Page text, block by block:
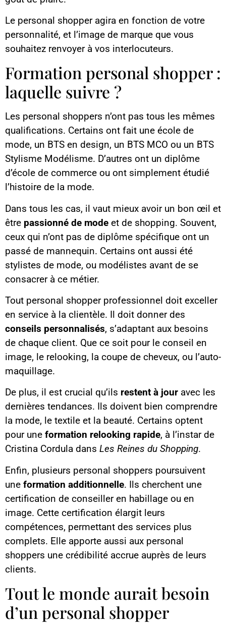
Le personal shopper agira en fonction de votre
personnalité, et l’image de marque que vous
souhaitez renvoyer à vos interlocuteurs.
Formation personal shopper :
laquelle suivre ?
Les personal shoppers n’ont pas tous les mêmes
qualifications. Certains ont fait une école de
mode, un BTS en design, un BTS MCO ou un BTS
Stylisme Modélisme. D’autres ont un diplôme
d’école de commerce ou ont simplement étudié
l’histoire de la mode.
Dans tous les cas, il vaut mieux avoir un bon œil et
être passionné de mode et de shopping. Souvent,
ceux qui n’ont pas de diplôme spécifique ont un
passé de mannequin. Certains ont aussi été
stylistes de mode, ou modélistes avant de se
consacrer à ce métier.
Tout personal shopper professionnel doit exceller
en service à la clientèle. Il doit donner des
conseils personnalisés, s’adaptant aux besoins
de chaque client. Que ce soit pour le conseil en
image, le relooking, la coupe de cheveux, ou l’auto-
maquillage.
De plus, il est crucial qu’ils restent à jour avec les
dernières tendances. Ils doivent bien comprendre
la mode, le textile et la beauté. Certains optent
pour une formation relooking rapide, à l’instar de
Cristina Cordula dans Les Reines du Shopping.
Enfin, plusieurs personal shoppers poursuivent
une formation additionnelle. Ils cherchent une
certification de conseiller en habillage ou en
image. Cette certification élargit leurs
compétences, permettant des services plus
complets. Elle apporte aussi aux personal
shoppers une crédibilité accrue auprès de leurs
clients.
Tout le monde aurait besoin
d’un personal shopper